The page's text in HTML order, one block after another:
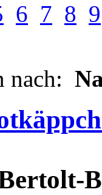
6 7 8 9
nach: